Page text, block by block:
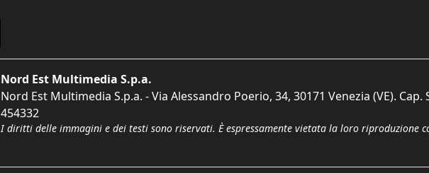
Nord Est Multimedia S.p.a.
Nord Est Multimedia S.p.a. - Via Alessandro Poerio, 34, 30171 Venezia (VE). Cap.
454332
I diritti delle immagini e dei testi sono riservati. È espressamente vietata la loro riproduzione